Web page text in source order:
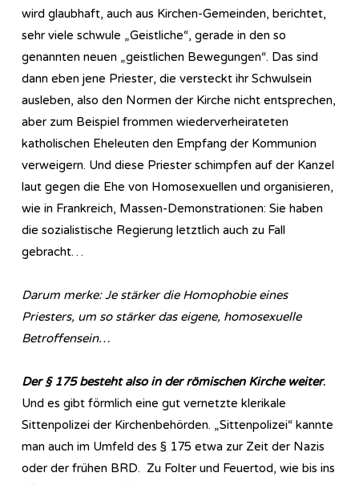
wird glaubhaft, auch aus Kirchen-Gemeinden, berichtet,
sehr viele schwule „Geistliche“, gerade in den so
genannten neuen „geistlichen Bewegungen“. Das sind
dann eben jene Priester, die versteckt ihr Schwulsein
ausleben, also den Normen der Kirche nicht entsprechen,
aber zum Beispiel frommen wiederverheirateten
katholischen Eheleuten den Empfang der Kommunion
verweigern. Und diese Priester schimpfen auf der Kanzel
laut gegen die Ehe von Homosexuellen und organisieren,
wie in Frankreich, Massen-Demonstrationen: Sie haben
die sozialistische Regierung letztlich auch zu Fall
gebracht…
Darum merke: Je stärker die Homophobie eines
Priesters, um so stärker das eigene, homosexuelle
Betroffensein…
Der § 175 besteht also in der römischen Kirche weiter.
Und es gibt förmlich eine gut vernetzte klerikale
Sittenpolizei der Kirchenbehörden. „Sittenpolizei“ kannte
man auch im Umfeld des § 175 etwa zur Zeit der Nazis
oder der frühen BRD. Zu Folter und Feuertod, wie bis ins